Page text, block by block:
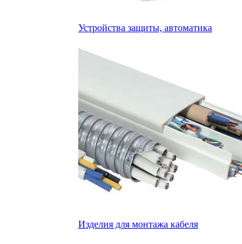
Устройства защиты, автоматика
Изделия для монтажа кабеля